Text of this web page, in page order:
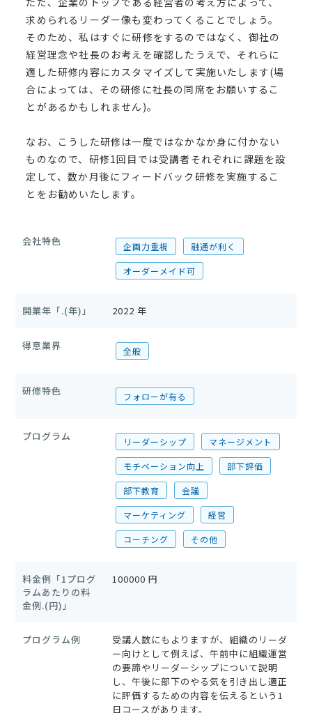
求められるリーダー像も変わってくることでしょう。
そのため、私はすぐに研修をするのではなく、御社の
経営理念や社長のお考えを確認したうえで、それらに
適した研修内容にカスタマイズして実施いたします(場
合によっては、その研修に社長の同席をお願いするこ
とがあるかもしれません)。
なお、こうした研修は一度ではなかなか身に付かない
ものなので、研修1回目では受講者それぞれに課題を設
定して、数か月後にフィードバック研修を実施するこ
とをお勧めいたします。
会社特色 企画力重視 融通が利く
オーダーメイド可
開業年「.(年)」 2022 年
得意業界 全般
研修特色 フォローが有る
プログラム リーダーシップ マネージメント
モチベーション向上 部下評価
部下教育 会議
マーケティング 経営
コーチング その他
料金例「1プログ
ラムあたりの料
金例.(円)」
100000 円
プログラム例
受講人数にもよりますが、組織のリーダ
ー向けとして例えば、午前中に組織運営
の要諦やリーダーシップについて説明
し、午後に部下のやる気を引き出し適正
に評価するための内容を伝えるという1
日コースがあります。